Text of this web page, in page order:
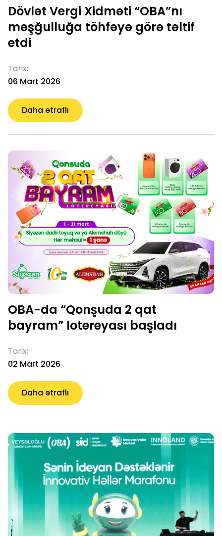
Dövlət Vergi Xidməti “OBA”nı
məşğulluğa töhfəyə görə təltif
etdi
Tarix:
06 Mart 2026
Daha ətraflı
OBA-da “Qonşuda 2 qat
bayram” lotereyası başladı
Tarix:
02 Mart 2026
Daha ətraflı